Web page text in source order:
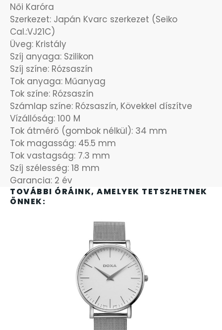
TOVÁBBI ÓRÁINK, AMELYEK TETSZHETNEK
ÖNNEK:
Női Karóra
Szerkezet: Japán Kvarc szerkezet (Seiko
Cal.:VJ21C)
Üveg: Kristály
Szíj anyaga: Szilikon
Szíj színe: Rózsaszín
Tok anyaga: Műanyag
Tok színe: Rózsaszín
Számlap színe: Rózsaszín, Kövekkel díszítve
Vízállóság: 100 M
Tok átmérő (gombok nélkül): 34 mm
Tok magasság: 45.5 mm
Tok vastagság: 7.3 mm
Szíj szélesség: 18 mm
Garancia: 2 év
OKOSÓRA SZÍJAK
OKOSÓRÁK
ÖNGYÚJTÓK
ÓRAFORGATÓK
ÓRÁS GÉPEK
ÓRATARTÓ DOBOZOK
ORIENT
POLICE